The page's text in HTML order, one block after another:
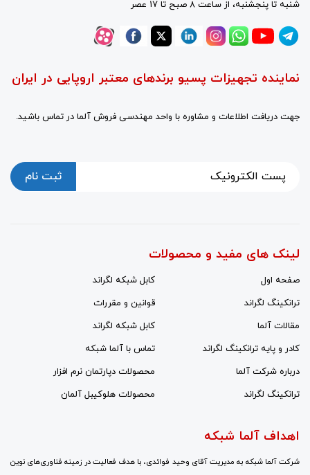
شنبه تا پنجشنبه، از ساعت 8 صبح تا 17 عصر
نماینده تجهیزات پسیو برندهای معتبر اروپایی در ایران
جهت دریافت اطلاعات و مشاوره با واحد مهندسی فروش آلما در تماس باشید.
ثبت نام
لینک های مفید و محصولات
صفحه اول
کابل شبکه لگراند
ترانکینگ لگراند
قوانین و مقررات
مقالات آلما
کابل شبکه لگراند
کادر و پایه ترانکینگ لگراند
تماس با آلما شبکه
درباره شرکت آلما
محصولات دپارتمان نرم افزار
ترانکینگ لگراند
محصولات هلوکیبل آلمان
اهداف آلما شبکه
شرکت آلما شبکه به مدیریت آقای وحید فوائدی، با هدف فعالیت در زمینه فناوری‌های نوین